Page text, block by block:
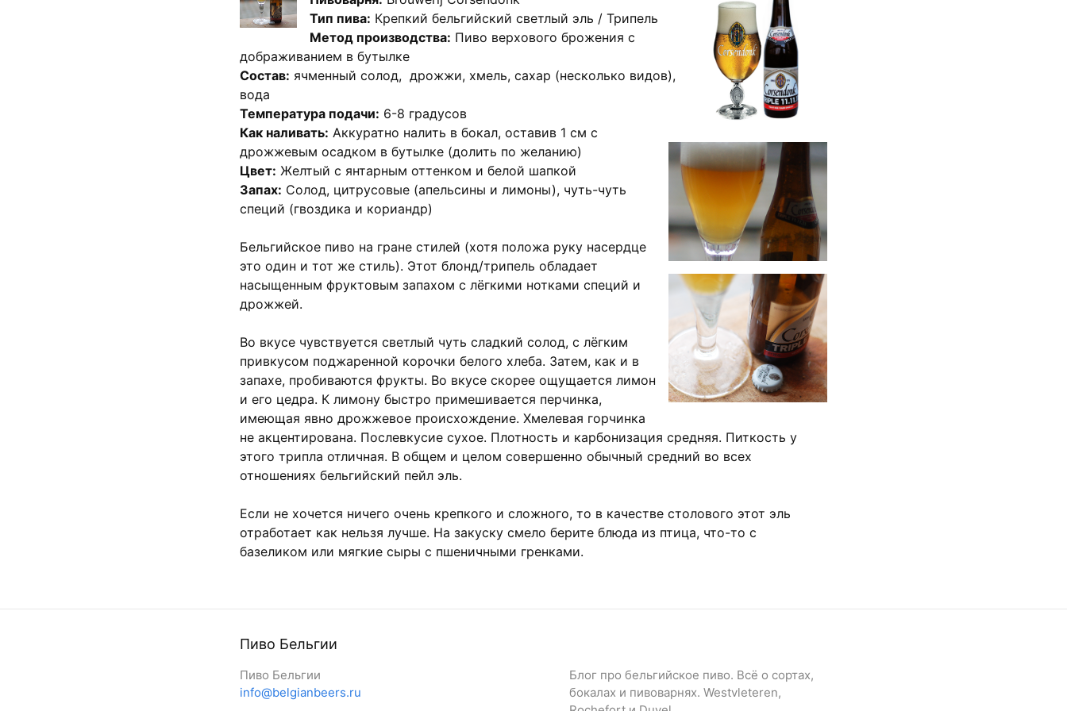
Тип пива: Крепкий бельгийский светлый эль / Трипель
Метод производства: Пиво верхового брожения с
дображиванием в бутылке
Состав: ячменный солод, дрожжи, хмель, сахар (несколько видов),
вода
Температура подачи: 6-8 градусов
Как наливать: Аккуратно налить в бокал, оставив 1 см с
дрожжевым осадком в бутылке (долить по желанию)
Цвет: Желтый с янтарным оттенком и белой шапкой
Запах: Солод, цитрусовые (апельсины и лимоны), чуть-чуть
специй (гвоздика и кориандр)
Бельгийское пиво на гране стилей (хотя положа руку насердце
это один и тот же стиль). Этот блонд/трипель обладает
насыщенным фруктовым запахом с лёгкими нотками специй и
дрожжей.
Во вкусе чувствуется светлый чуть сладкий солод, с лёгким
привкусом поджаренной корочки белого хлеба. Затем, как и в
запахе, пробиваются фрукты. Во вкусе скорее ощущается лимон
и его цедра. К лимону быстро примешивается перчинка,
имеющая явно дрожжевое происхождение. Хмелевая горчинка
не акцентирована. Послевкусие сухое. Плотность и карбонизация средняя. Питкость у
этого трипла отличная. В общем и целом совершенно обычный средний во всех
отношениях бельгийский пейл эль.
Если не хочется ничего очень крепкого и сложного, то в качестве столового этот эль
отработает как нельзя лучше. На закуску смело берите блюда из птица, что-то с
базеликом или мягкие сыры с пшеничными гренками.
Пиво Бельгии
Пиво Бельгии
info@belgianbeers.ru
Блог про бельгийское пиво. Всё о сортах,
бокалах и пивоварнях. Westvleteren,